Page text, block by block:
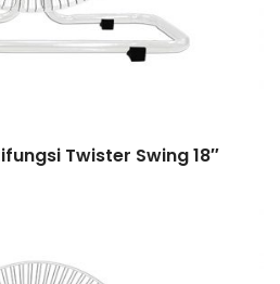
Twister Swing 18″